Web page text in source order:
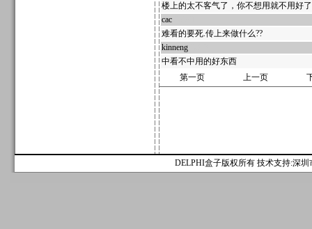
楼上的太不客气了，你不想用就不用好
cac
难看的要死.传上来做什么??
kinneng
中看不中用的好东西
第一页
上一页
DELPHI盒子版权所有 技术支持:深